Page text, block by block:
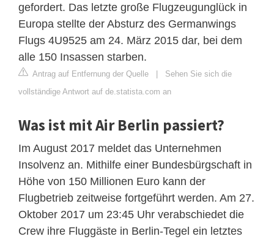
gefordert. Das letzte große Flugzeugunglück in
Europa stellte der Absturz des Germanwings
Flugs 4U9525 am 24. März 2015 dar, bei dem
alle 150 Insassen starben.
Antrag auf Entfernung der Quelle | Sehen Sie sich die
vollständige Antwort auf de.statista.com an
Was ist mit Air Berlin passiert?
Im August 2017 meldet das Unternehmen
Insolvenz an. Mithilfe einer Bundesbürgschaft in
Höhe von 150 Millionen Euro kann der
Flugbetrieb zeitweise fortgeführt werden. Am 27.
Oktober 2017 um 23:45 Uhr verabschiedet die
Crew ihre Fluggäste in Berlin-Tegel ein letztes